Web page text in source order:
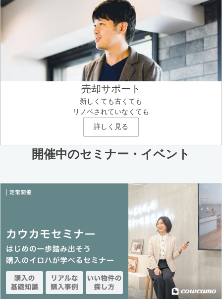
売却サポート
新しくても古くても
リノベされていなくても
詳しく見る
開催中のセミナー・イベント